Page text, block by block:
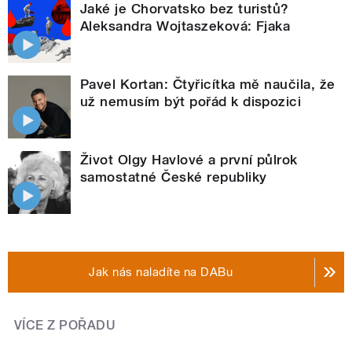
Jaké je Chorvatsko bez turistů?
Aleksandra Wojtaszeková: Fjaka
Pavel Kortan: Čtyřicítka mě naučila, že
už nemusím být pořád k dispozici
Život Olgy Havlové a první půlrok
samostatné České republiky
Jak nás naladíte na DABu
VÍCE Z POŘADU